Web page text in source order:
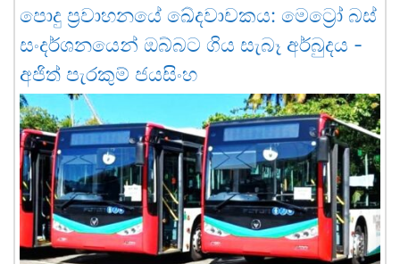
පොදු ප්‍රවාහනයේ ඛේදවාචකය: මෙට්‍රෝ බස්
සංදර්ශනයෙන් ඔබ්බට ගිය සැබෑ අර්බුදය -
අජිත් පැරකුම් ජයසිංහ